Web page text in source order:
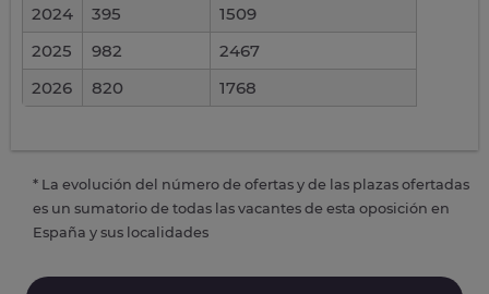
2024
395
1509
2025
982
2467
2026
820 1768
* La evolución del número de ofertas y de las plazas ofertadas
es un sumatorio de todas las vacantes de esta oposición en
España y sus localidades